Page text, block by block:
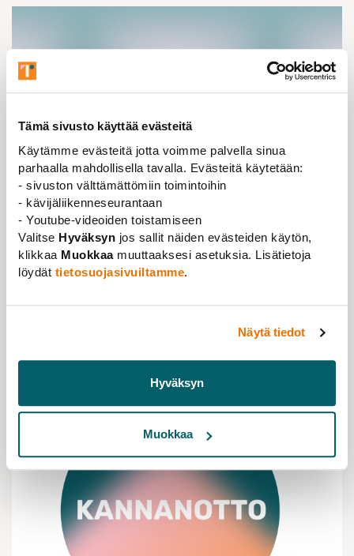
Tämä sivusto käyttää evästeitä
Käytämme evästeitä jotta voimme palvella sinua
parhaalla mahdollisella tavalla. Evästeitä käytetään:
- sivuston välttämättömiin toimintoihin
- kävijäliikenneseurantaan
- Youtube-videoiden toistamiseen
Valitse Hyväksyn jos sallit näiden evästeiden käytön,
klikkaa Muokkaamuuttaaksesi asetuksia. Lisätietoja
löydät tietosuojasivuiltamme.
Näytä tiedot
Hyväksyn
Muokkaa
Kannanotto,Lausunto,Uutinen 28.05.2026
Maksullinen korkeakoulututkinto on väärä
ratkaisu koulutustason nostoon